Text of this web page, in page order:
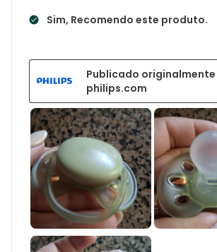
Sim, Recomendo este produto.
Publicado originalmente
philips.com